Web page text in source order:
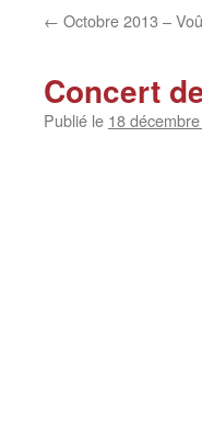
← Octobre 2013 –
Concert
Publié le 18